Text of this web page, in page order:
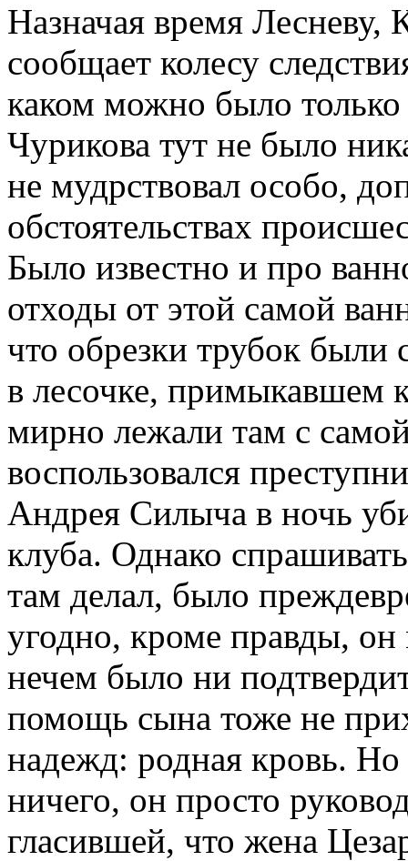
Назначая время Лесневу,
сообщает колесу
каком можно было
Чурикова тут не было
не мудрствовал особо,
обстоятельствах
Было известно и про
отходы от этой самой
что обрезки трубок
в лесочке, примыкавшем
мирно лежали там с
воспользовался
Андрея Силыча в ночь
клуба. Однако
там делал, было
угодно, кроме правды, он
нечем было ни
помощь сына тоже не
надежд: родная кровь. Но
ничего, он просто
гласившей, что жена